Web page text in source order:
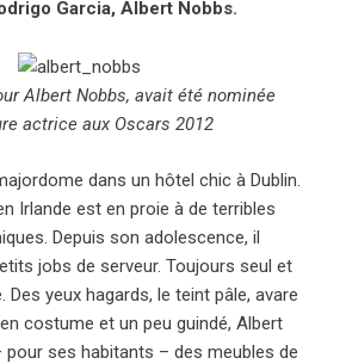
Garcia, Albert Nobbs.
Albert Nobbs, avait été nominée
actrice aux Oscars 2012
dans un hôtel chic à Dublin.
Irlande est en proie à de terribles
Depuis son adolescence, il
jobs de serveur. Toujours seul et
Des yeux hagards, le teint pâle, avare
costume et un peu guindé, Albert
ses habitants – des meubles de